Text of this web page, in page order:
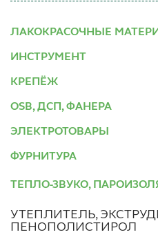
ЛАКОКРАСОЧНЫЕ
ИНСТРУМЕНТ
КРЕПЁЖ
OSB, ДСП, ФАНЕРА
ЭЛЕКТРОТОВАРЫ
ФУРНИТУРА
ТЕПЛО-ЗВУКО,
УТЕПЛИТЕЛЬ,
ПЕНОПОЛИСТИРОЛ